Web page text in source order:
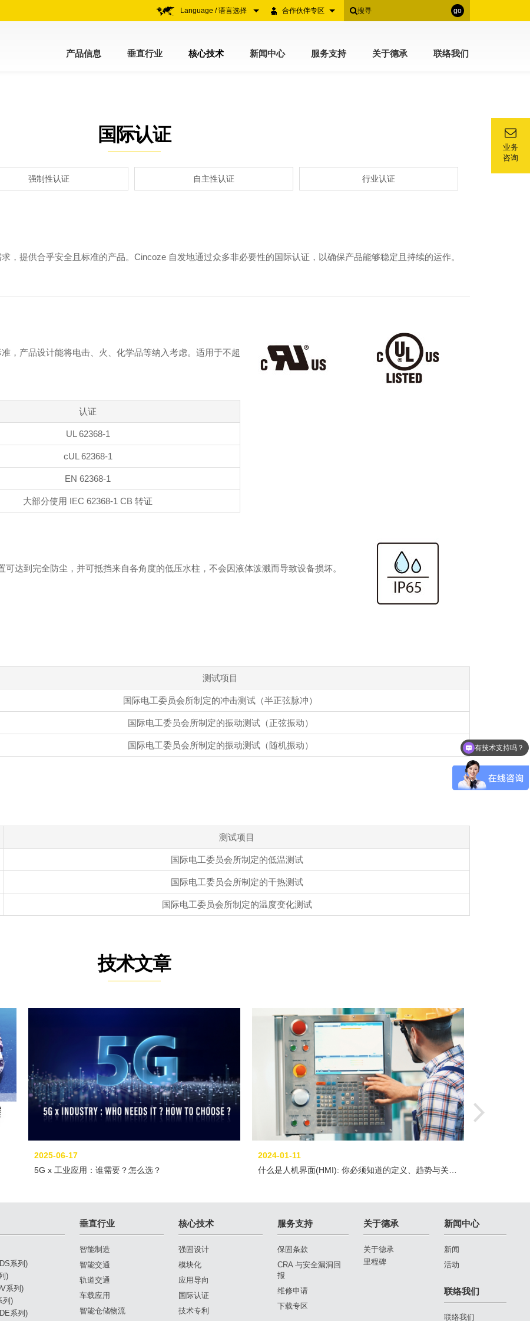
go
合作伙伴专区
Language / 语言选择
产品信息 垂直行业 核心技术 新闻中心 服务支持 关于德承 联络我们
业务
咨询
国际认证
强制性认证 自主性认证 行业认证
，提供合乎安全且标准的产品。Cincoze 自发地通过众多非必要性的国际认证，以确保产品能够稳定且持续的运作。
，产品设计能将电击、火、化学品等纳入考虑。适用于不超
认证
UL 62368-1
cUL 62368-1
EN 62368-1
大部分使用 IEC 62368-1 CB 转证
达到完全防尘，并可抵挡来自各角度的低压水柱，不会因液体泼溅而导致设备损坏。
测试项目
国际电工委员会所制定的冲击测试（半正弦脉冲）
国际电工委员会所制定的振动测试（正弦振动）
国际电工委员会所制定的振动测试（随机振动）
测试项目
国际电工委员会所制定的低温测试
国际电工委员会所制定的干热测试
国际电工委员会所制定的温度变化测试
技术文章
2025-06-17
5G x 工业应用：谁需要？怎么选？
2024-01-11
什么是人机界面(HMI): 你必须知道的定义、趋势与关键
系列)
)
系列)
列)
系列)
垂直行业
智能制造
智能交通
轨道交通
车载应用
智能仓储物流
核心技术
强固设计
模块化
应用导向
国际认证
技术专利
服务支持
保固条款
CRA 与安全漏洞回
报
维修申请
下载专区
关于德承
关于德承
里程碑
新闻中心
新闻
活动
联络我们
联络我们
有技术支持吗？